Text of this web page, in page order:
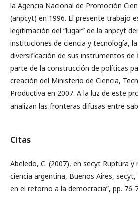
la Agencia Nacional de Promoción
(anpcyt) en 1996. El presente trabajo
legitimación del “lugar” de la anpcyt
instituciones de ciencia y tecnología,
diversificación de sus instrumentos
parte de la construcción de políticas
creación del Ministerio de Ciencia,
Productiva en 2007. A la luz de este
analizan las fronteras difusas entre
Citas
Abeledo, C. (2007), en secyt Ruptura
ciencia argentina, Buenos Aires, secyt,
en el retorno a la democracia”, pp. 76-